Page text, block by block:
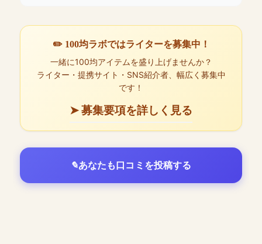
✏️ 100均ラボではライターを募集中！
一緒に100均アイテムを盛り上げませんか？
ライター・提携サイト・SNS紹介者、幅広く募集中
です！
➤ 募集要項を詳しく見る
あなたも口コミを投稿する